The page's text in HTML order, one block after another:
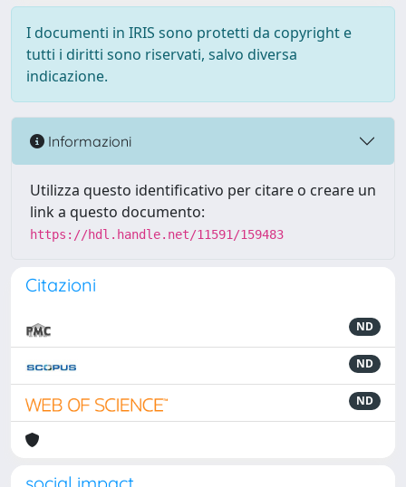
I documenti in IRIS sono protetti da copyright e
tutti i diritti sono riservati, salvo diversa
indicazione.
Informazioni
Utilizza questo identificativo per citare o creare un
link a questo documento:
https://hdl.handle.net/11591/159483
Citazioni
ND
ND
ND